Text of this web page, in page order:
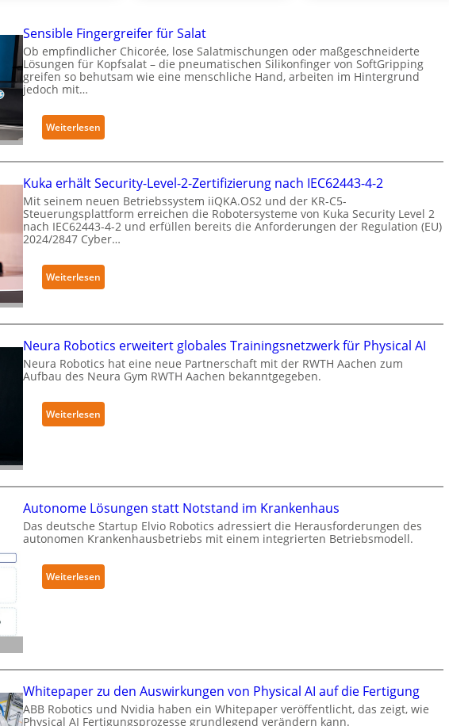
Sensible Fingergreifer für Salat
Ob empfindlicher Chicorée, lose Salatmischungen oder maßgeschneiderte
Lösungen für Kopfsalat – die pneumatischen Silikonfinger von SoftGripping
greifen so behutsam wie eine menschliche Hand, arbeiten im Hintergrund
jedoch mit…
Weiterlesen:
S
e
n
i
b
l
F
i
g
e
r
g
i
ü
r
S
l
a
Kuka erhält Security-Level-2-Zertifizierung nach IEC62443-4-2
Mit seinem neuen Betriebssystem iiQKA.OS2 und der KR-C5-
Steuerungsplattform erreichen die Robotersysteme von Kuka Security Level 2
nach IEC62443-4-2 und erfüllen bereits die Anforderungen der Regulation (EU)
2024/2847 Cyber…
Weiterlesen:
K
k
a
e
r
l
u
r
i
y
-
-
2
Neura Robotics erweitert globales Trainingsnetzwerk für Physical AI
Neura Robotics hat eine neue Partnerschaft mit der RWTH Aachen zum
Aufbau des Neura Gym RWTH Aachen bekanntgegeben.
Weiterlesen:
N
R
o
b
o
t
e
i
Autonome Lösungen statt Notstand im Krankenhaus
Das deutsche Startup Elvio Robotics adressiert die Herausforderungen des
autonomen Krankenhausbetriebs mit einem integrierten Betriebsmodell.
Weiterlesen:
A
m
e
Whitepaper zu den Auswirkungen von Physical AI auf die Fertigung
ABB Robotics und Nvidia haben ein Whitepaper veröffentlicht, das zeigt, wie
Physical AI Fertigungsprozesse grundlegend verändern kann.